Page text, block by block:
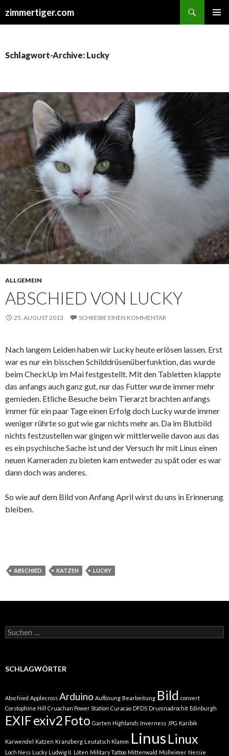
zimmertiger.com
Schlagwort-Archive: Lucky
ALLGEMEIN
ABSCHIED VON LUCKY
25. AUGUST 2013 SCHREIBE EINEN KOMMENTAR
Nach langem Leiden haben wir Lucky heute erlösen lassen. Erst
war es nur ein bisschen Schilddrüsenüberfunktion, das wurde
beim CheckUp im Mai festgestellt. Mit den Tabletten klappte
das anfangs auch ganz gut, nur das Futter wurde immer mehr
gemieden. Etliche Besuche beim Tierarzt brachten anfangs
immer für ein paar Tage einen Erfolg doch Lucky wurde immer
weniger rührte so gut wie gar nichts mehr an. Da im Blutbild
nichts festzustellen war gingen wir mittlerweile davon aus das
es ein psychische Sache ist und der Versuch ihr mit Linus einen
neuen Kameraden zu bieten kam entweder zu spät oder es war
dann doch was anderes.
So wie auf dem Bild von Anfang April wirst du uns in Erinnerung
bleiben.
ABSCHIED KATZEN LUCKY
Suchen
nach:
SCHLAGWÖRTER
Abschied Applecross Arduino Auflösung Bearbeitung Bild convert
Corstophine Hill Cruachan Power Station Curacao DFDS Drumnadrochit Edinburgh
EXIFexiv2 Foto Garten Highlands Inverness JPG Karibik
Karwendel Katzen Kranzberg Leutatsch Klamm Linus Linux
Loch Ness Lucky Ludwig II. Löten Military Tattoo Mittenwald Mülleimer Nessie